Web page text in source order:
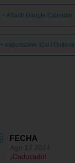
+ Añadir Google Calendar
+ exportación iCal / Outlook
FECHA
¡Caducado!